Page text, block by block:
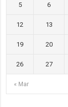
« Mar
5 6
12 13
19 20
26 27